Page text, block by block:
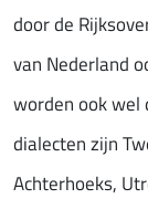
door de
van Nederland
worden ook wel
dialecten zijn
Achterhoeks,